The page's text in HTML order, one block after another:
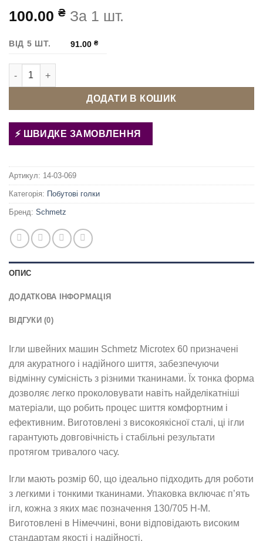
100.00 ₴ За 1 шт.
ВІД 5 ШТ. 91.00₴
Голки швейних машин Schmetz Microtex 60 кількість
ДОДАТИ В КОШИК
ШВИДКЕ ЗАМОВЛЕННЯ
Артикул: 14-03-069
Категорія: Побутові голки
Бренд: Schmetz
ОПИС
ДОДАТКОВА ІНФОРМАЦІЯ
ВІДГУКИ (0)
Ігли швейних машин Schmetz Microtex 60 призначені
для акуратного і надійного шиття, забезпечуючи
відмінну сумісність з різними тканинами. Їх тонка форма
дозволяє легко проколовувати навіть найделікатніші
матеріали, що робить процес шиття комфортним і
ефективним. Виготовлені з високоякісної сталі, ці ігли
гарантують довговічність і стабільні результати
протягом тривалого часу.
Ігли мають розмір 60, що ідеально підходить для роботи
з легкими і тонкими тканинами. Упаковка включає п’ять
ігл, кожна з яких має позначення 130/705 H-M.
Виготовлені в Німеччині, вони відповідають високим
стандартам якості і надійності.